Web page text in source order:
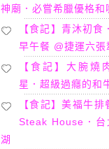
神廟．必嘗希臘優格和
【食記】青沐初
早午餐 @捷運六張
【食記】大腕燒
星．超級過癮的和
【食記】美福牛
Steak House．台
湖